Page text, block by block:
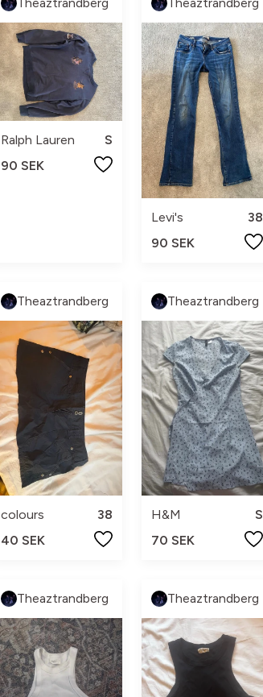
Ralph Lauren
S
90 SEK
Levi's
38
90 SEK
Theaztrandberg
colours
38
40 SEK
Theaztrandberg
H&M
S
70 SEK
Theaztrandberg Theaztrandberg